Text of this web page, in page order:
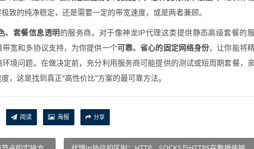
致的纯净稳定，还是需要一定的带宽速度，或是两者兼顾。
、套餐信息透明 的服务商。对于像神龙IP代理这类提供静态高级套餐的服
宽和多协议支持，为你提供一个可靠、省心的固定网络身份，让你能将
境问题。在做决定前，充分利用服务商可能提供的测试或短周期套餐，亲
，这是找到真正“高性价比”方案的最可靠方法。
阅读 海报 分享